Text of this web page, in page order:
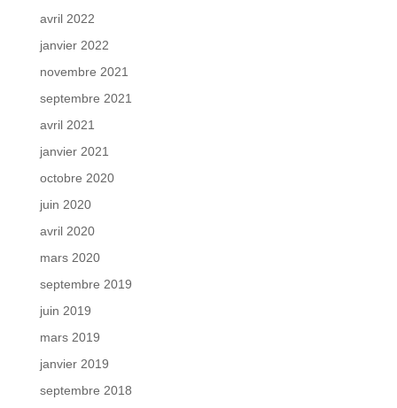
avril 2022
janvier 2022
novembre 2021
septembre 2021
avril 2021
janvier 2021
octobre 2020
juin 2020
avril 2020
mars 2020
septembre 2019
juin 2019
mars 2019
janvier 2019
septembre 2018